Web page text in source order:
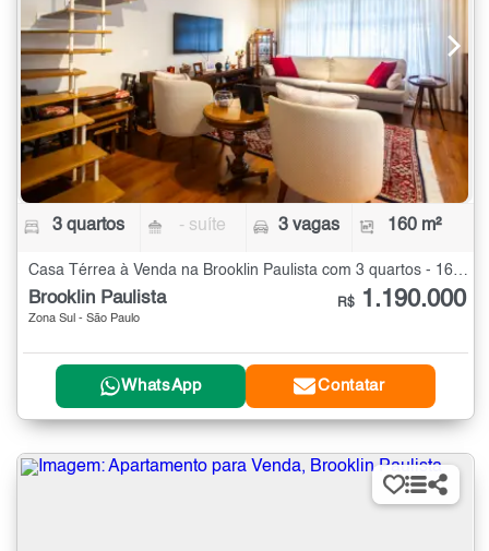
3 quartos - suíte 3 vagas 160 m²
Brooklin Paulista
Zona Sul - São Paulo
R$ 1.190.000
WhatsApp Contatar